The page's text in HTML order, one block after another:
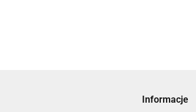
Informacje